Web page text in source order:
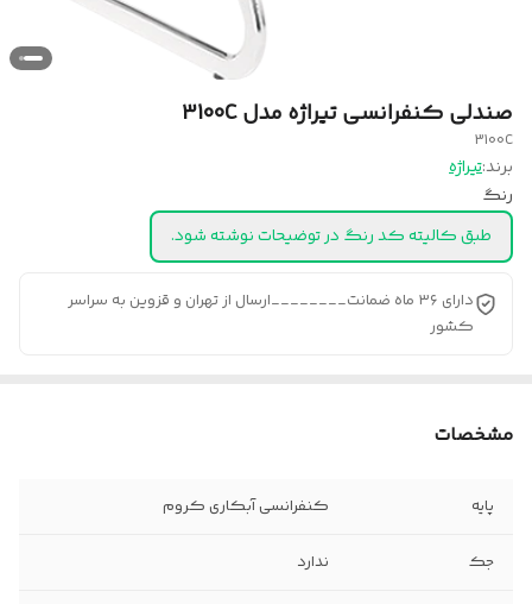
صندلی کنفرانسی تیراژه مدل 3100C
3100C
برند:تیراژه
رنگ
طبق کالیته کد رنگ در توضیحات نوشته شود.
دارای ۳۶ ماه ضمانت________ارسال از تهران و قزوین به سراسر
کشور
مشخصات
پایه کنفرانسی آبکاری کروم
جک ندارد